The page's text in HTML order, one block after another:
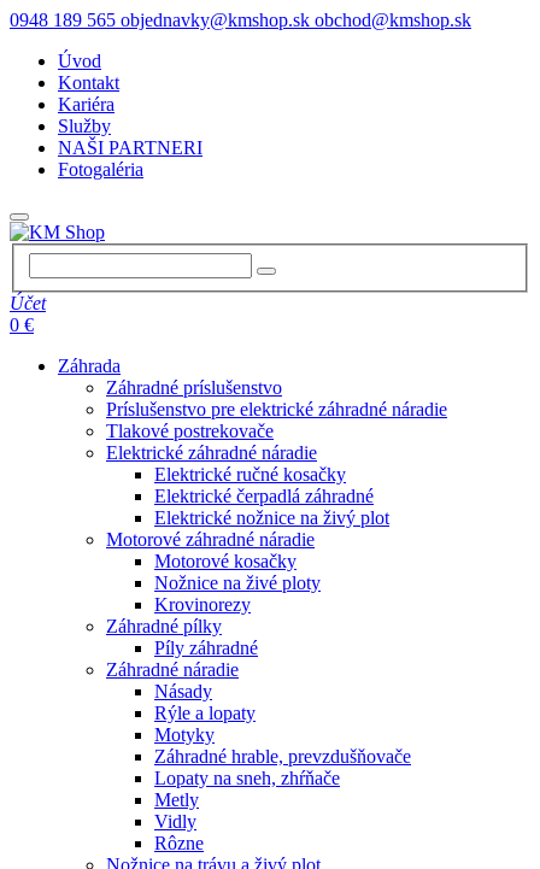
0948 189 565 objednavky@kmshop.sk obchod@kmshop.sk
Úvod
Kontakt
Kariéra
Služby
NAŠI PARTNERI
Fotogaléria
Účet
0 €
Záhrada
Záhradné príslušenstvo
Príslušenstvo pre elektrické záhradné náradie
Tlakové postrekovače
Elektrické záhradné náradie
Elektrické ručné kosačky
Elektrické čerpadlá záhradné
Elektrické nožnice na živý plot
Motorové záhradné náradie
Motorové kosačky
Nožnice na živé ploty
Krovinorezy
Záhradné pílky
Píly záhradné
Záhradné náradie
Násady
Rýle a lopaty
Motyky
Záhradné hrable, prevzdušňovače
Lopaty na sneh, zhŕňače
Metly
Vidly
Rôzne
Nožnice na trávu a živý plot